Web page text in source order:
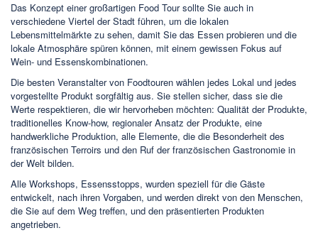
Das Konzept einer großartigen Food Tour sollte Sie auch in
verschiedene Viertel der Stadt führen, um die lokalen
Lebensmittelmärkte zu sehen, damit Sie das Essen probieren und die
lokale Atmosphäre spüren können, mit einem gewissen Fokus auf
Wein- und Essenskombinationen.
Die besten Veranstalter von Foodtouren wählen jedes Lokal und jedes
vorgestellte Produkt sorgfältig aus. Sie stellen sicher, dass sie die
Werte respektieren, die wir hervorheben möchten: Qualität der Produkte,
traditionelles Know-how, regionaler Ansatz der Produkte, eine
handwerkliche Produktion, alle Elemente, die die Besonderheit des
französischen Terroirs und den Ruf der französischen Gastronomie in
der Welt bilden.
Alle Workshops, Essensstopps, wurden speziell für die Gäste
entwickelt, nach ihren Vorgaben, und werden direkt von den Menschen,
die Sie auf dem Weg treffen, und den präsentierten Produkten
angetrieben.